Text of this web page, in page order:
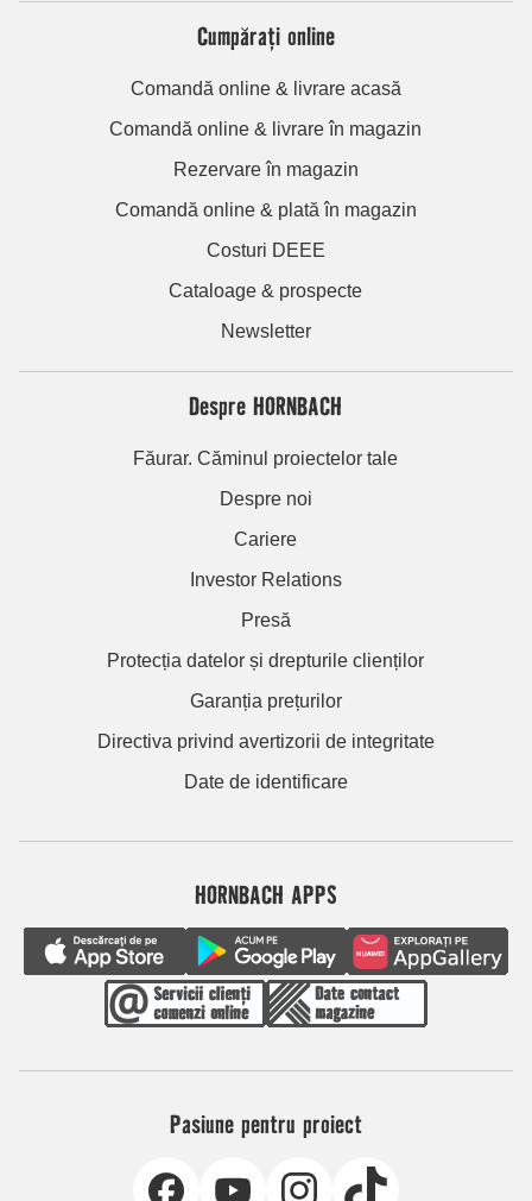
Cumpărați online
Comandă online & livrare acasă
Comandă online & livrare în magazin
Rezervare în magazin
Comandă online & plată în magazin
Costuri DEEE
Cataloage & prospecte
Newsletter
Despre HORNBACH
Făurar. Căminul proiectelor tale
Despre noi
Cariere
Investor Relations
Presă
Protecția datelor și drepturile clienților
Garanția prețurilor
Directiva privind avertizorii de integritate
Date de identificare
HORNBACH APPS
Pasiune pentru proiect